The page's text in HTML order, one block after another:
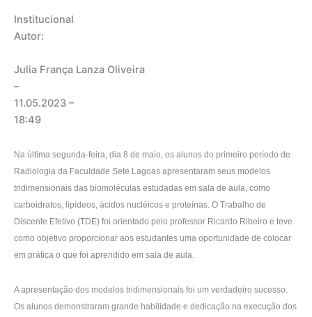
Institucional
Autor:
Julia França Lanza Oliveira
–
11.05.2023 –
18:49
Na última segunda-feira, dia 8 de maio, os alunos do primeiro período de
Radiologia da Faculdade Sete Lagoas apresentaram seus modelos
tridimensionais das biomoléculas estudadas em sala de aula, como
carboidratos, lipídeos, ácidos nucléicos e proteínas. O Trabalho de
Discente Efetivo (TDE) foi orientado pelo professor Ricardo Ribeiro e teve
como objetivo proporcionar aos estudantes uma oportunidade de colocar
em prática o que foi aprendido em sala de aula.
A apresentação dos modelos tridimensionais foi um verdadeiro sucesso.
Os alunos demonstraram grande habilidade e dedicação na execução dos